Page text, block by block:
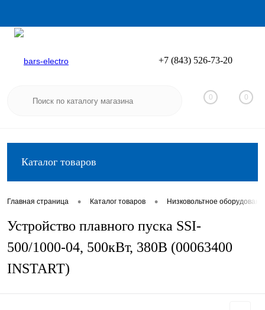
Вход
+7 (843) 526-73-20
0 0
Каталог товаров
Главная страница • Каталог товаров • Низковольтное
Устройство плавного пуска SSI-
500/1000-04, 500кВт, 380В (00063400
INSTART)